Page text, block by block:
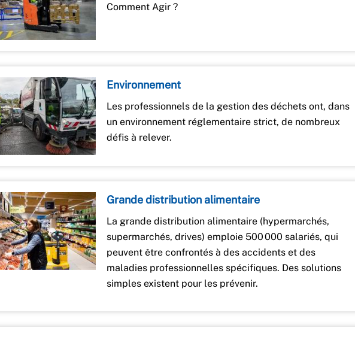
Comment Agir ?
Environnement
Les professionnels de la gestion des déchets ont, dans
un environnement réglementaire strict, de nombreux
défis à relever.
Grande distribution alimentaire
La grande distribution alimentaire (hypermarchés,
supermarchés, drives) emploie 500 000 salariés, qui
peuvent être confrontés à des accidents et des
maladies professionnelles spécifiques. Des solutions
simples existent pour les prévenir.